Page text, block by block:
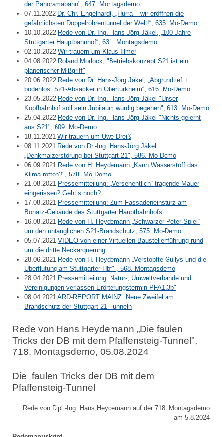
der Panoramabahn", 647. Montagsdemo
07.11.2022 Dr. Chr. Engelhardt, „Hurra – wir eröffnen die
gefährlichsten Doppelröhrentunnel der Welt!“, 635. Mo-Demo
10.10.2022 Rede von Dr.-Ing. Hans-Jörg Jäkel, „100 Jahre
Stuttgarter Hauptbahnhof“, 631. Montagsdemo
02.10.2022 Wir trauern um Klaus Illmer
04.08.2022 Roland Morlock, "Betriebskonzept S21 ist ein
planerischer Mißgriff"
20.06.2022 Rede von Dr. Hans-Jörg Jäkel, „Abgrundtief +
bodenlos: S21-Absacker in Obertürkheim“, 616. Mo-Demo
23.05.2022 Rede von Dr.-Ing. Hans-Jörg Jäkel "Unser
Kopfbahnhof soll sein Jubiläum würdig begehen", 613. Mo-Demo
25.04.2022 Rede von Dr.-Ing. Hans-Jörg Jäkel "Nichts gelernt
aus S21", 609. Mo-Demo
18.11.2021 Wir trauern um Uwe Dreiß
08.11.2021 Rede von Dr.-Ing. Hans-Jörg Jäkel
„Denkmalzerstörung bei Stuttgart 21", 586. Mo-Demo
06.09.2021 Rede von H. Heydemann „Kann Wasserstoff das
Klima retten?", 578. Mo-Demo
21.08.2021 Pressemitteilung: „Versehentlich“ tragende Mauer
eingerissen? Geht’s noch?
17.08.2021 Pressemitteilung: Zum Fassadeneinsturz am
Bonatz-Gebäude des Stuttgarter Hauptbahnhofs
16.08.2021 Rede von H. Heydemann „Schwarzer-Peter-Spiel“
um den untauglichen S21-Brandschutz, 575. Mo-Demo
05.07.2021 VIDEO von einer Virtuellen Baustellenführung rund
um die dritte Neckarquerung
28.06.2021 Rede von H. Heydemann „Verstopfte Gullys und die
Überflutung am Stuttgarter Hbf" , 568. Montagsdemo
28.04.2021 Pressemitteilung „Natur-, Umweltverbände und
Vereinigungen verlassen Erörterungstermin PFA1.3b"
08.04.2021 ARD-REPORT MAINZ: Neue Zweifel am
Brandschutz der Stuttgart 21 Tunneln
Rede von Hans Heydemann „Die faulen
Tricks der DB mit dem Pfaffensteig-Tunnel",
718. Montagsdemo, 05.08.2024
Die faulen Tricks der DB mit dem
Pfaffensteig-Tunnel
Rede von Dipl.-Ing. Hans Heydemann auf der 718. Montagsdemo
am 5.8.2024